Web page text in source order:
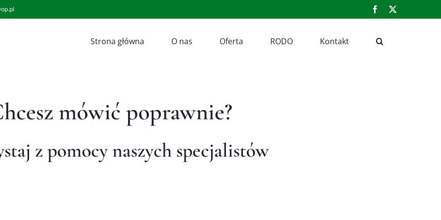
Facebook
Strona główna O nas Oferta RODO Kontakt
mówić poprawnie?
z pomocy naszych specjalistów